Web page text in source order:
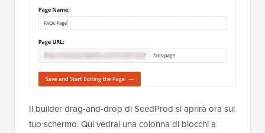
Il builder drag-and-drop di SeedProd si aprirà ora sul
tuo schermo. Qui vedrai una colonna di blocchi a